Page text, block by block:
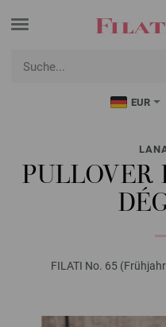
EUR
PULLOVER
FILATI No. 65